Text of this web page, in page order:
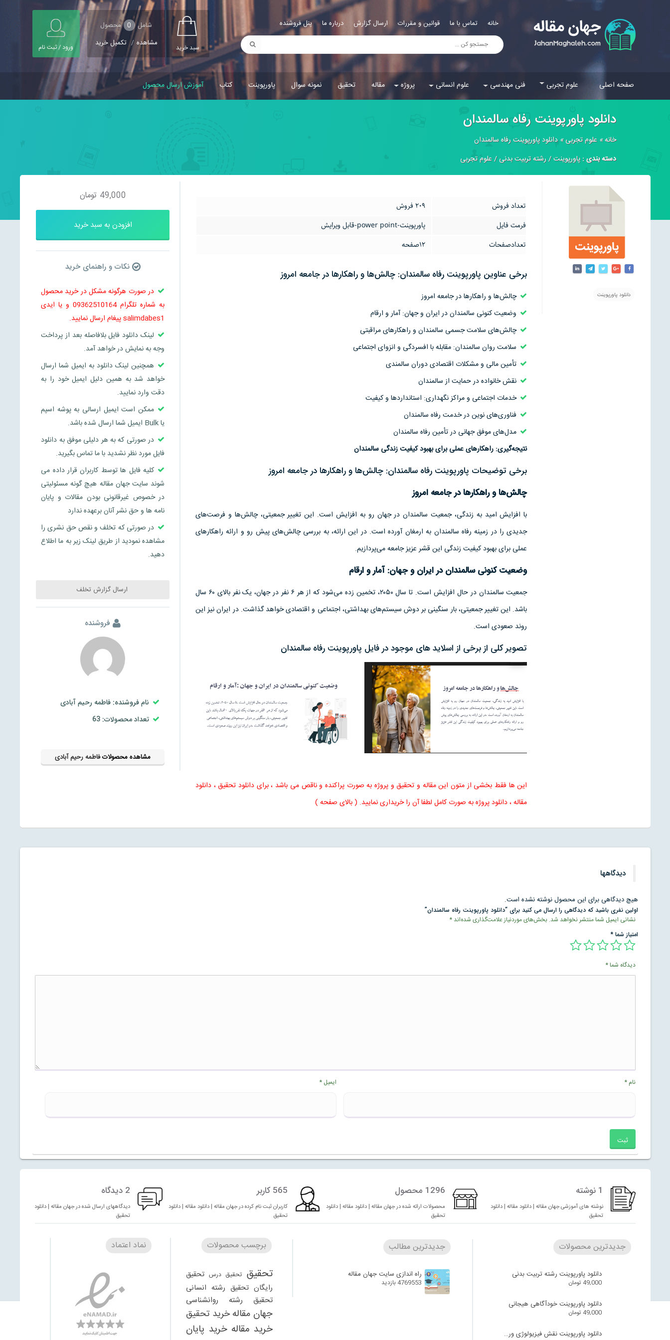
خانه تماس با ما قوانین و مقررات ارسال گزارش درباره ما پنل فروشنده
سبد خرید
شامل 0 محصول
مشاهده / تکمیل خرید ورود / ثبت نام
صفحه اصلی علوم تجربی فنی مهندسی علوم انسانی پروژه مقاله تحقیق نمونه سوال پاورپوینت کتاب آموزش ارسال محصول
دانلود پاورپوینت رفاه سالمندان
خانه» علوم تجربی»دانلود پاورپوینت رفاه سالمندان
دسته بندی :پاورپوینت/رشته تربیت بدنی/علوم تجربی
دانلود پاورپوینت
تعداد فروش
209 فروش
فرمت فایل
پاورپوینت-power point-قابل ویرایش
تعدادصفحات
12صفحه
برخی عناوین پاورپوینت رفاه سالمندان: چالش‌ها و راهکارها در جامعه امروز
چالش‌ها و راهکارها در جامعه امروز
وضعیت کنونی سالمندان در ایران و جهان: آمار و ارقام
چالش‌های سلامت جسمی سالمندان و راهکارهای مراقبتی
سلامت روان سالمندان: مقابله با افسردگی و انزوای اجتماعی
تأمین مالی و مشکلات اقتصادی دوران سالمندی
نقش خانواده در حمایت از سالمندان
خدمات اجتماعی و مراکز نگهداری: استانداردها و کیفیت
فناوری‌های نوین در خدمت رفاه سالمندان
مدل‌های موفق جهانی در تأمین رفاه سالمندان
نتیجه‌گیری: راهکارهای عملی برای بهبود کیفیت زندگی سالمندان
برخی توضیحات پاورپوینت رفاه سالمندان: چالش‌ها و راهکارها در جامعه امروز
چالش‌هاو راهکارها در جامعه امروز
با افزایش امید به زندگی، جمعیت سالمندان در جهان رو به افزایش است. این تغییر جمعیتی، چالش‌ها و فرصت‌های
جدیدی را در زمینه رفاه سالمندان به ارمغان آورده است. در این ارائه، به بررسی چالش‌های پیش رو و ارائه راهکارهای
عملی برای بهبود کیفیت زندگی این قشر عزیز جامعه می‌پردازیم.
وضعیت کنونی سالمندان در ایران و جهان: آمار و ارقام
جمعیت سالمندان در حال افزایش است. تا سال ۲۰۵۰، تخمین زده می‌شود که از هر ۶ نفر در جهان، یک نفر بالای ۶۰ سال
باشد. این تغییر جمعیتی، بار سنگینی بر دوش سیستم‌های بهداشتی، اجتماعی و اقتصادی خواهد گذاشت. در ایران نیز این
روند صعودی است.
تصویر کلی از برخی از اسلاید های موجود در فایل پاورپوینت رفاه سالمندان
این ها فقط بخشی از متون این مقاله و تحقیق و پروژه به صورت پراکنده و ناقص می باشد ، برای دانلود تحقیق ، دانلود
مقاله ، دانلود پروژه به صورت کامل لطفا آن را خریداری نمایید. ( بالای صفحه )
49,000 تومان
افزودن به سبد خرید
نکات و راهنمای خرید
در صورت هرگونه مشکل در خرید محصول
به شماره تلگرام 09362510164 و یا ایدی
salimdabes1 پیغام ارسال نمایید.
لینک دانلود فایل بلافاصله بعد از پرداخت
وجه به نمایش در خواهد آمد.
همچنین لینک دانلود به ایمیل شما ارسال
خواهد شد به همین دلیل ایمیل خود را به
دقت وارد نمایید.
ممکن است ایمیل ارسالی به پوشه اسپم
یا Bulk ایمیل شما ارسال شده باشد.
در صورتی که به هر دلیلی موفق به دانلود
فایل مورد نظر نشدید با ما تماس بگیرید.
کلیه فایل ها توسط کاربران قرار داده می
شوند سایت جهان مقاله هیچ گونه مسئولیتی
در خصوص غیرقانونی بودن مقالات و پایان
نامه ها و حق نشر آنان برعهده ندارد
در صورتی که تخلف و نقص حق نشری را
مشاهده نمودید از طریق لینک زیر به ما اطلاع
دهید.
ارسال گزارش تخلف
فروشنده
نام فروشنده: فاطمه رحیم آبادی
تعداد محصولات: 63
مشاهده محصولاتفاطمه رحیم آبادی
دیدگاهها
هیچ دیدگاهی برای این محصول نوشته نشده است.
اولین نفری باشید که دیدگاهی را ارسال می کنید برای “دانلود پاورپوینت رفاه سالمندان”
نشانی ایمیل شما منتشر نخواهد شد. بخش‌های موردنیاز علامت‌گذاری شده‌اند*
امتیاز شما*
دیدگاه شما*
نام* ایمیل *
1 نوشته
نوشته های آموزشی جهان مقاله | دانلود مقاله | دانلود
تحقیق
1296 محصول
محصولات ارائه شده در جهان مقاله | دانلود مقاله | دانلود
تحقیق
565 کاربر
کاربران ثبت نام کرده در جهان مقاله | دانلود مقاله | دانلود
تحقیق
2 دیدگاه
دیدگاههای ارسال شده در جهان مقاله | دانلود مقاله | دانلود
تحقیق
جدیدترین محصولات
دانلود پاورپوینت رشته تربیت بدنی
49,000 تومان
دانلود پاورپوینت خودآگاهی هیجانی
49,000 تومان
دانلود پاورپوینت نقش فیزیولوژی ورزش در سالمندان
جدیدترین مطالب
راه اندازی سایت جهان مقاله
4769553 بازدید
برچسب محصولات
تحقیق تحقیق درس تحقیق
رایگان تحقیق رشته انسانی
تحقیق رشته روانشناسی
جهان مقالهخرید تحقیق
خرید مقاله خرید پایان
نماد اعتماد